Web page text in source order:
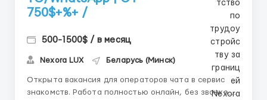
750$+%+ /
500-1500$ / в месяц
Nexora LUX Беларусь (Минск)
Открыта вакансия для операторов чата в сервис
знакомств. Работа полностью онлайн, без звонков и